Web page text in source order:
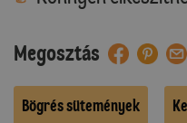
Megosztás
Bögrés sütemények